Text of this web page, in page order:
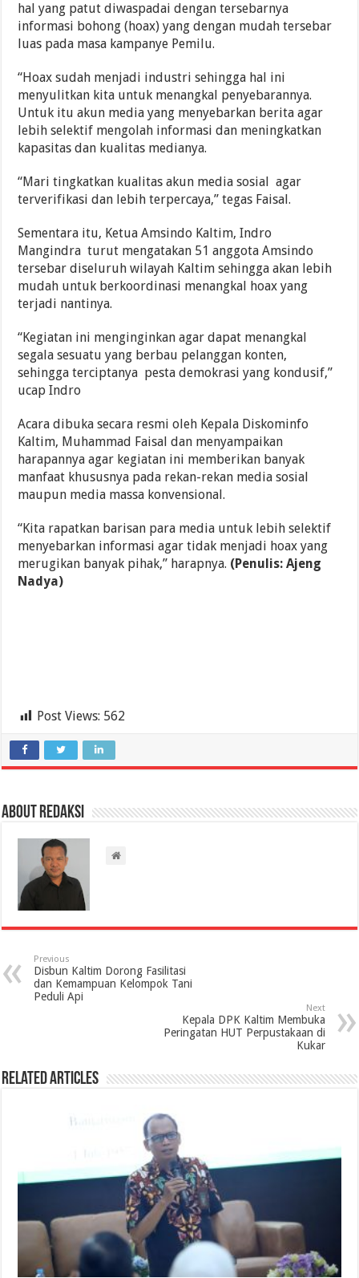
hal yang patut diwaspadai dengan tersebarnya
informasi bohong (hoax) yang dengan mudah tersebar
luas pada masa kampanye Pemilu.
“Hoax sudah menjadi industri sehingga hal ini
menyulitkan kita untuk menangkal penyebarannya.
Untuk itu akun media yang menyebarkan berita agar
lebih selektif mengolah informasi dan meningkatkan
kapasitas dan kualitas medianya.
“Mari tingkatkan kualitas akun media sosial agar
terverifikasi dan lebih terpercaya,” tegas Faisal.
Sementara itu, Ketua Amsindo Kaltim, Indro
Mangindra turut mengatakan 51 anggota Amsindo
tersebar diseluruh wilayah Kaltim sehingga akan lebih
mudah untuk berkoordinasi menangkal hoax yang
terjadi nantinya.
“Kegiatan ini menginginkan agar dapat menangkal
segala sesuatu yang berbau pelanggan konten,
sehingga terciptanya pesta demokrasi yang kondusif,”
ucap Indro
Acara dibuka secara resmi oleh Kepala Diskominfo
Kaltim, Muhammad Faisal dan menyampaikan
harapannya agar kegiatan ini memberikan banyak
manfaat khususnya pada rekan-rekan media sosial
maupun media massa konvensional.
“Kita rapatkan barisan para media untuk lebih selektif
menyebarkan informasi agar tidak menjadi hoax yang
merugikan banyak pihak,” harapnya. (Penulis: Ajeng
Nadya)
Post Views: 562
About Redaksi
Previous
Disbun Kaltim Dorong Fasilitasi
dan Kemampuan Kelompok Tani
Peduli Api
Next
Kepala DPK Kaltim Membuka
Peringatan HUT Perpustakaan di
Kukar
Related Articles